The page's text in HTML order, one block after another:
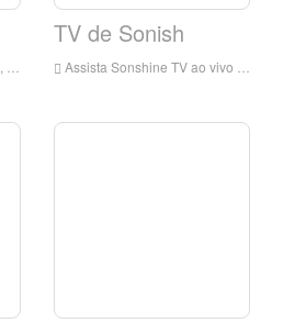
TV de Sonish
Assista Sonshine TV ao vivo on-line, Sonshine TV HD Live Streaming, Sonshine TV Watch TV ao vivo de Filipinas